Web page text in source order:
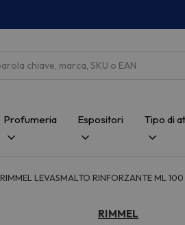
Profumeria Espositori Tipo di
RIMMEL LEVASMALTO RINFORZANTE ML 100
RIMMEL